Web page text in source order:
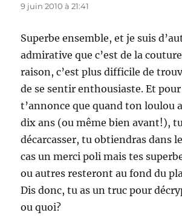
9 juin 2010 à 21:41
Superbe ensemble, et je suis
admirative que c’est de la
raison, c’est plus difficile de
de se sentir enthousiaste. Et
t’annonce que quand ton loulou
dix ans (ou même bien avant!),
décarcasser, tu obtiendras dans
cas un merci poli mais tes
ou autres resteront au fond du
Dis donc, tu as un truc pour
ou quoi?